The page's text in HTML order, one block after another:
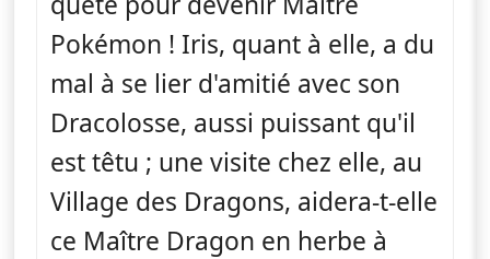
Pokémon ! Iris, quant à elle, a du
mal à se lier d'amitié avec son
Dracolosse, aussi puissant qu'il
est têtu ; une visite chez elle, au
Village des Dragons, aidera-t-elle
ce Maître Dragon en herbe à